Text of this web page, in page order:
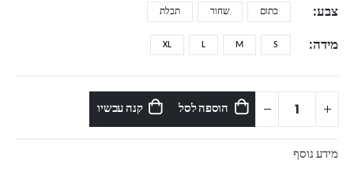
צבע כתום שחור תכלת
מידה S
M
L
XL
הוספה לסל קנה עכשיו
מידע נוסף